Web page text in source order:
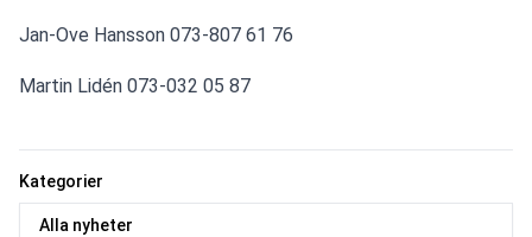
Kategorier
Alla nyheter
Jan-Ove Hansson 073-807 61 76
Martin Lidén 073-032 05 87